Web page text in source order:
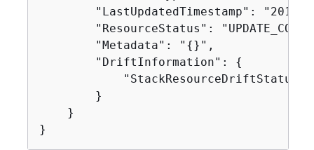
"LastUpdatedTimestamp": "2019-
"ResourceStatus":
        "Metadata": "
{}",
        "DriftInformation":
{
        }
    }
}